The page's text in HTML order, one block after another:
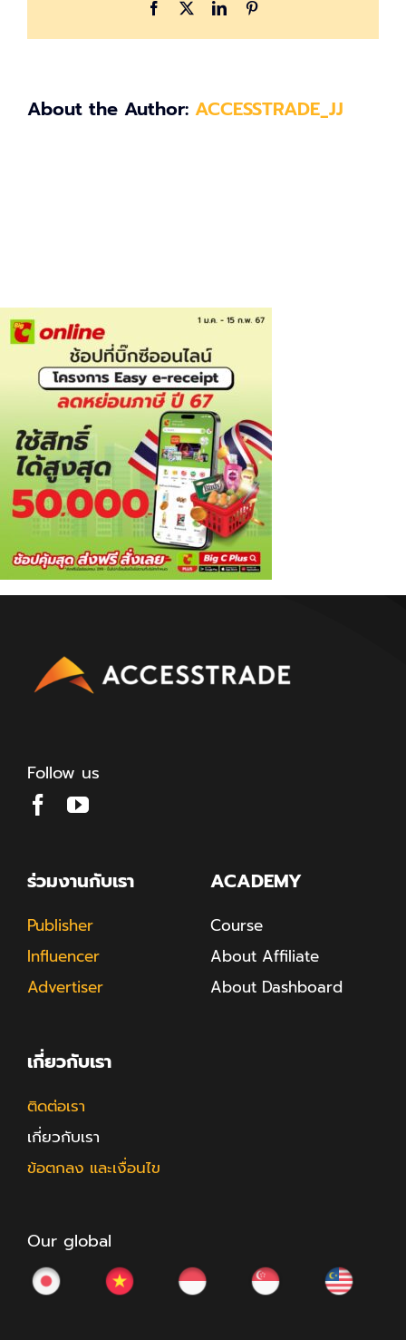
Facebook LinkedIn
About the Author: ACCESSTRADE_JJ
Follow us
ร่วมงานกับเรา
Publisher
Influencer
Advertiser
ACADEMY
Course
About Affiliate
About Dashboard
เกี่ยวกับเรา
ติดต่อเรา
เกี่ยวกับเรา
ข้อตกลง และเงื่อนไข
Our global